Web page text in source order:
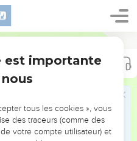
L’ÉVÉNEMENT
!
est importante
tous les cookies », vous
des traceurs (comme des
votre compte utilisateur) et